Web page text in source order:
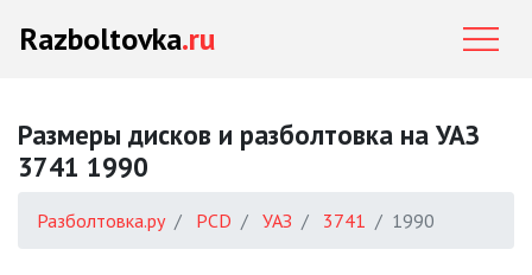
Razboltovka.ru
Размеры дисков и разболтовка на УАЗ
3741 1990
Разболтовка.ру PCD УАЗ 3741 1990